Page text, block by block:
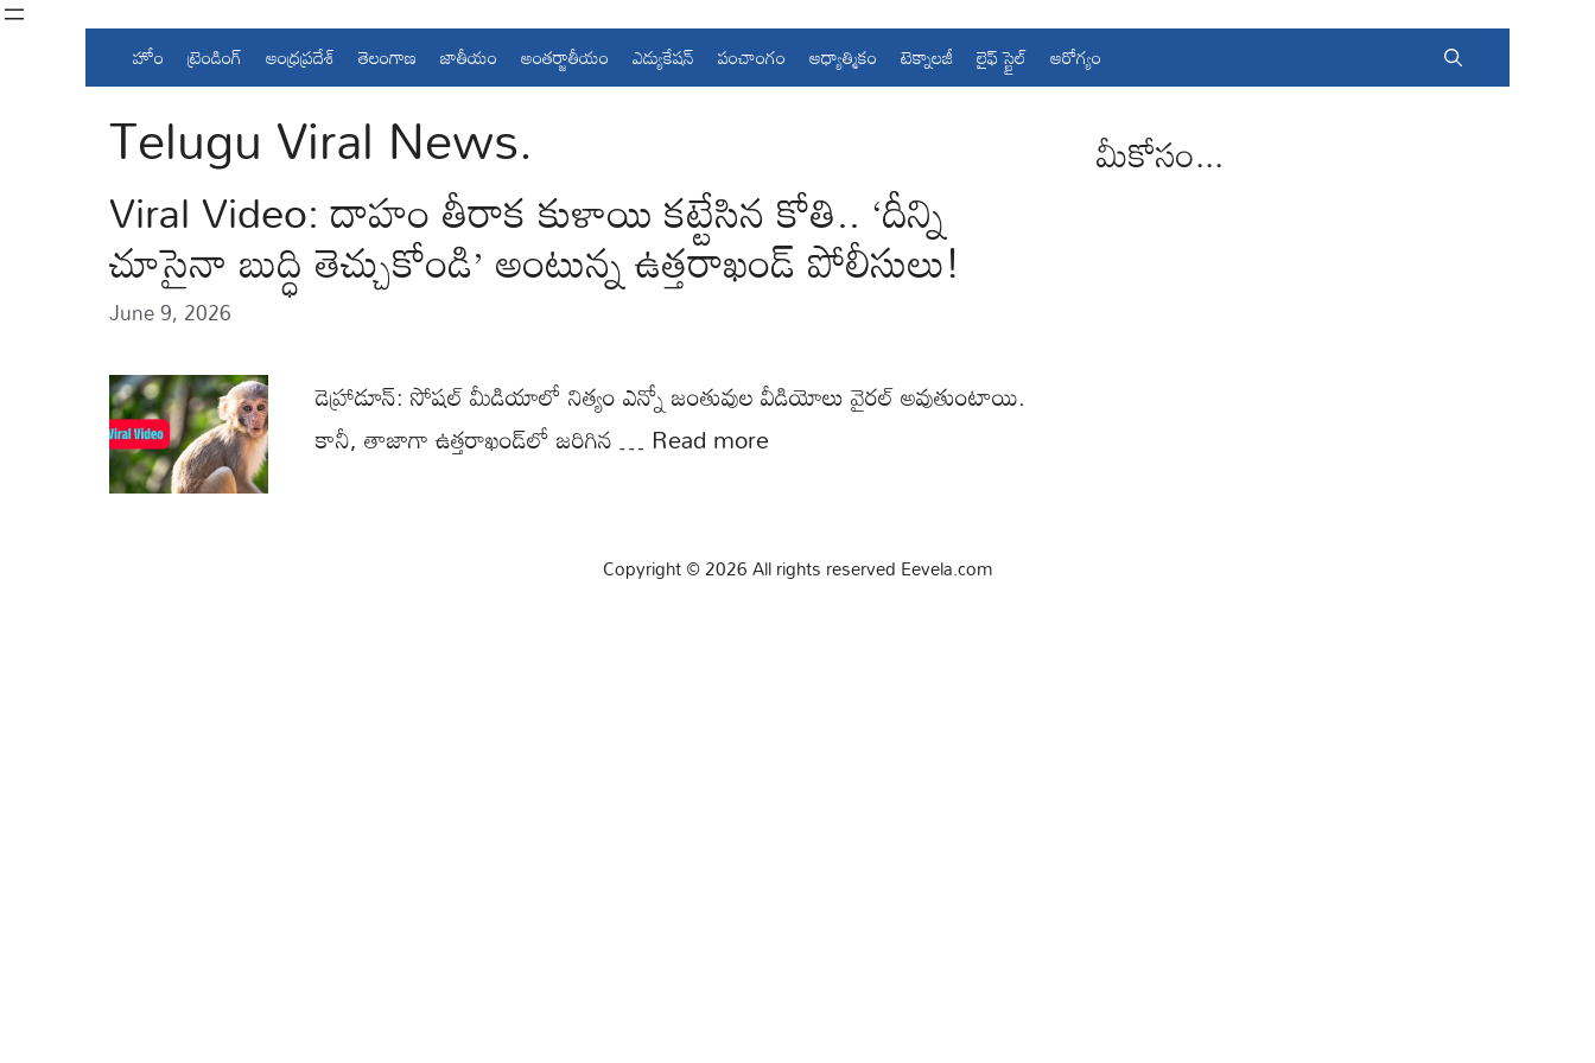
Skip
హోం ట్రెండింగ్ ఆంధ్రప్రదేశ్ తెలంగాణ జాతీయం అంతర్జాతీయం ఎడ్యుకేషన్ పంచాంగం ఆధ్యాత్మికం టెక్నాలజీ లైఫ్ స్టైల్ ఆరోగ్యం
Telugu Viral News.
Viral Video: దాహం తీరాక కుళాయి కట్టేసిన కోతి.. ‘దీన్ని
చూసైనా బుద్ధి తెచ్చుకోండి’ అంటున్న ఉత్తరాఖండ్ పోలీసులు!
June 9, 2026
డెహ్రాడూన్: సోషల్ మీడియాలో నిత్యం ఎన్నో జంతువుల వీడియోలు వైరల్ అవుతుంటాయి.
కానీ, తాజాగా ఉత్తరాఖండ్‌లో జరిగిన … Read more
మీకోసం...
Copyright © 2026 All rights reserved Eevela.com